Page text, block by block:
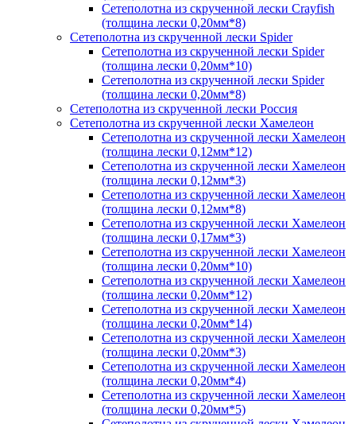
Сетеполотна из скрученной лески Crayfish
(толщина лески 0,20мм*8)
Сетеполотна из скрученной лески Spider
Сетеполотна из скрученной лески Spider
(толщина лески 0,20мм*10)
Сетеполотна из скрученной лески Spider
(толщина лески 0,20мм*8)
Сетеполотна из скрученной лески Россия
Сетеполотна из скрученной лески Хамелеон
Сетеполотна из скрученной лески Хамелеон
(толщина лески 0,12мм*12)
Сетеполотна из скрученной лески Хамелеон
(толщина лески 0,12мм*3)
Сетеполотна из скрученной лески Хамелеон
(толщина лески 0,12мм*8)
Сетеполотна из скрученной лески Хамелеон
(толщина лески 0,17мм*3)
Сетеполотна из скрученной лески Хамелеон
(толщина лески 0,20мм*10)
Сетеполотна из скрученной лески Хамелеон
(толщина лески 0,20мм*12)
Сетеполотна из скрученной лески Хамелеон
(толщина лески 0,20мм*14)
Сетеполотна из скрученной лески Хамелеон
(толщина лески 0,20мм*3)
Сетеполотна из скрученной лески Хамелеон
(толщина лески 0,20мм*4)
Сетеполотна из скрученной лески Хамелеон
(толщина лески 0,20мм*5)